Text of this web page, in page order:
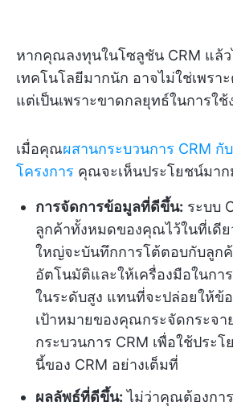
หากคุณลงทุนในโซลูชัน CRM แล้
เทคโนโลยีมากนัก อาจไม่ใช่เพราะ
แต่เป็นเพราะขาดกลยุทธ์ในการใช้
เมื่อคุณผสานกระบวนการ CRM กั
โครงการ คุณจะเห็นประโยชน์มาก
การจัดการข้อมูลที่ดีขึ้น: ระบบ
ลูกค้าทั้งหมดของคุณไว้ในที่เดีย
ใหญ่จะบันทึกการโต้ตอบกับลูก
อัตโนมัติและให้เครื่องมือในกา
ในระดับสูง แทนที่จะปล่อยให้ข้
เป้าหมายของคุณกระจัดกระจา
กระบวนการ CRM เพื่อใช้ประ
นี้ของ CRM อย่างเต็มที่
ผลลัพธ์ที่ดีขึ้น: ไม่ว่าคุณต้องกา